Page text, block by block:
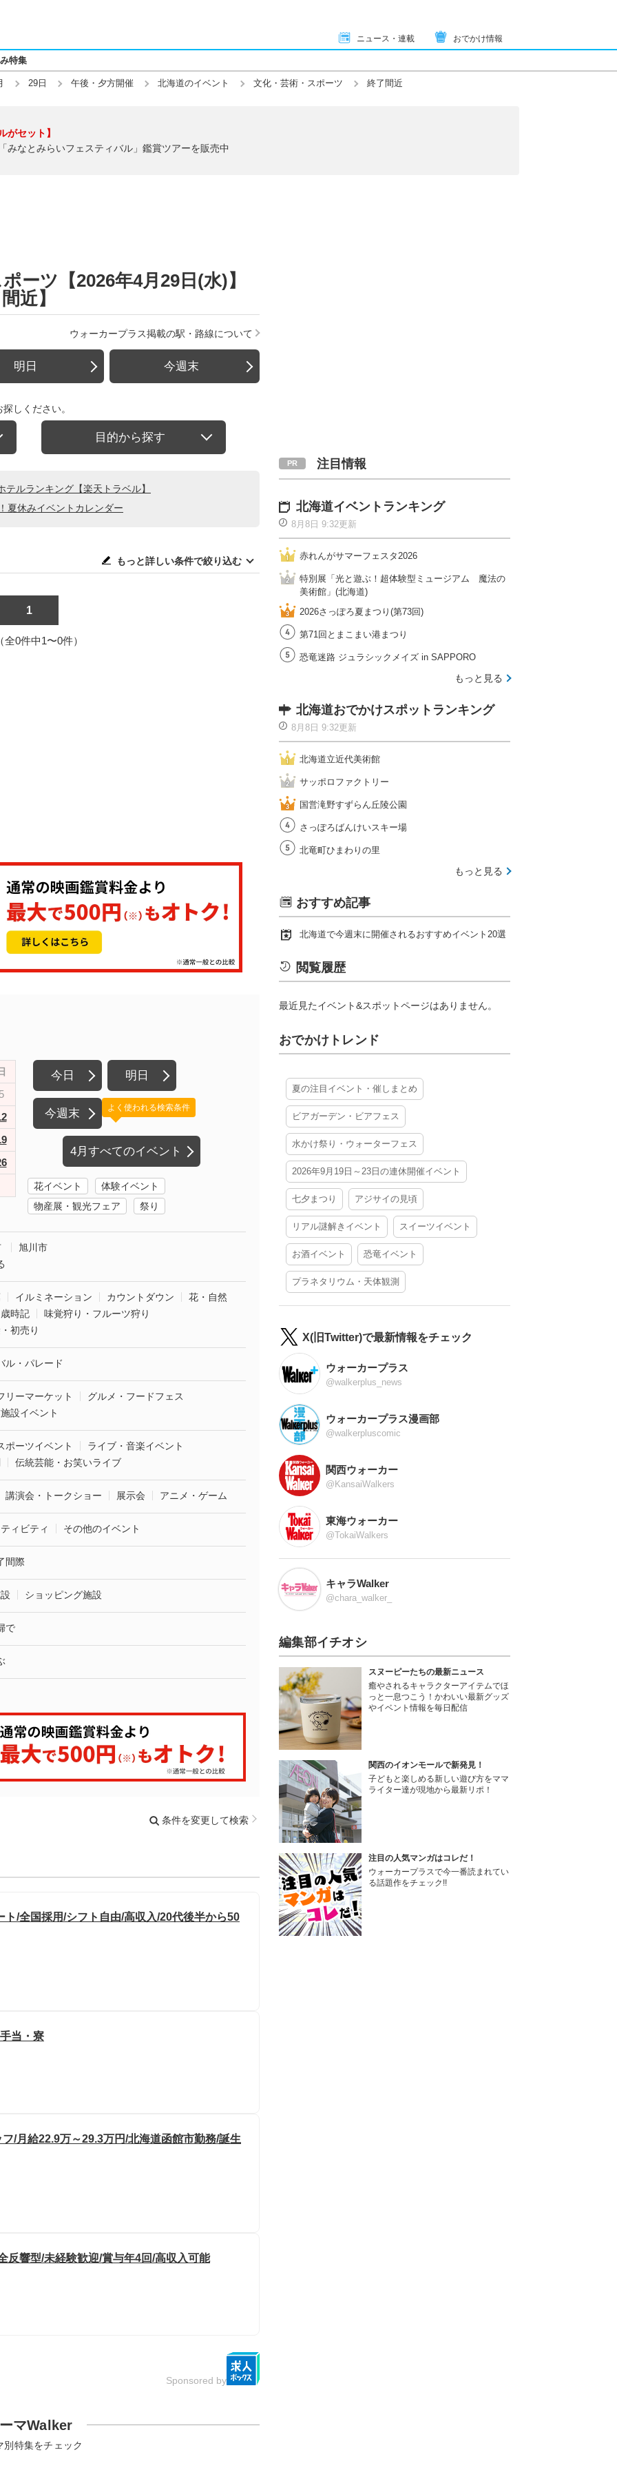
ニュース・連載 おでかけ情報
特集
29日 午後・夕方開催 北海道のイベント 文化・芸術・スポーツ 終了間近
がセット】
みなとみらいフェスティバル」鑑賞ツアーを販売中
ーツ【2026年4月29日(水)】
近】
ウォーカープラス掲載の駅・路線について
明日 今週末
しください。
目的から探す
ルランキング【楽天トラベル】
夏休みイベントカレンダー
もっと詳しい条件で絞り込む
1
全0件中1〜0件）
今日 明日
今週末
4月すべてのイベント
よく使われる検索条件
花イベント
体験イベント
物産展・観光フェア
祭り
旭川市
イルミネーション カウントダウン
花・自然
時記
味覚狩り・フルーツ狩り
初売り
ル・パレード
リーマーケット
グルメ・フードフェス
設イベント
ポーツイベント
ライブ・音楽イベント
伝統芸能・お笑いライブ
講演会・トークショー 展示会 アニメ・ゲーム
ィビティ その他のイベント
間際
ショッピング施設
で
条件を変更して検索
/全国採用/シフト自由/高収入/20代後半から50
当・寮
/月給22.9万～29.3万円/北海道函館市勤務/誕生
反響型/未経験歓迎/賞与年4回/高収入可能
Sponsored by
マWalker
別特集をチェック
注目情報
北海道イベントランキング
8月8日 9:32更新
赤れんがサマーフェスタ2026
特別展「光と遊ぶ！超体験型ミュージアム 魔法の
美術館」(北海道)
2026さっぽろ夏まつり(第73回)
第71回とまこまい港まつり
恐竜迷路 ジュラシックメイズ in SAPPORO
もっと見る
北海道おでかけスポットランキング
8月8日 9:32更新
北海道立近代美術館
サッポロファクトリー
国営滝野すずらん丘陵公園
さっぽろばんけいスキー場
北竜町ひまわりの里
もっと見る
おすすめ記事
北海道で今週末に開催されるおすすめイベント20選
閲覧履歴
最近見たイベント&スポットページはありません。
おでかけトレンド
夏の注目イベント・催しまとめ
ビアガーデン・ビアフェス
水かけ祭り・ウォーターフェス
2026年9月19日～23日の連休開催イベント
七夕まつり アジサイの見頃
リアル謎解きイベント スイーツイベント
お酒イベント 恐竜イベント
プラネタリウム・天体観測
X(旧Twitter)で最新情報をチェック
ウォーカープラス
@walkerplus_news
ウォーカープラス漫画部
@walkerpluscomic
関西ウォーカー
@KansaiWalkers
東海ウォーカー
@TokaiWalkers
キャラWalker
@chara_walker_
編集部イチオシ
スヌーピーたちの最新ニュース
癒やされるキャラクターアイテムでほ
っと一息つこう！かわいい最新グッズ
やイベント情報を毎日配信
関西のイオンモールで新発見！
子どもと楽しめる新しい遊び方をママ
ライター達が現地から最新リポ！
注目の人気マンガはコレだ！
ウォーカープラスで今一番読まれてい
る話題作をチェック!!